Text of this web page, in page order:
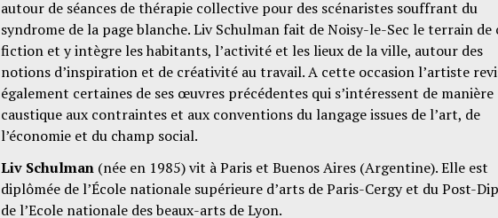
autour de séances de thérapie collective pour des scénaristes souffrant du
syndrome de la page blanche. Liv Schulman fait de Noisy-le-Sec le terrain de
fiction et y intègre les habitants, l’activité et les lieux de la ville, autour des
notions d’inspiration et de créativité au travail. A cette occasion l’artiste
également certaines de ses œuvres précédentes qui s’intéressent de manière
caustique aux contraintes et aux conventions du langage issues de l’art, de
l’économie et du champ social.
Liv Schulman(née en 1985) vit à Paris et Buenos Aires (Argentine). Elle est
diplômée de l’École nationale supérieure d’arts de Paris-Cergy et du Post-
de l’Ecole nationale des beaux-arts de Lyon.